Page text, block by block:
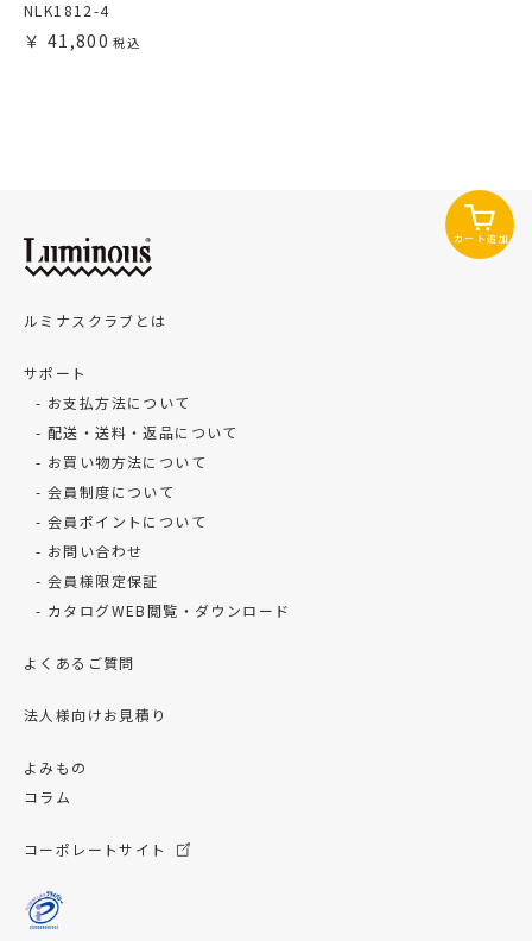
NLK1812-4
41,800
カート追加
ルミナスクラブとは
サポート
お支払方法について
配送・送料・返品について
お買い物方法について
会員制度について
会員ポイントについて
お問い合わせ
会員様限定保証
カタログWEB閲覧・ダウンロード
よくあるご質問
法人様向けお見積り
よみもの
コラム
コーポレートサイト